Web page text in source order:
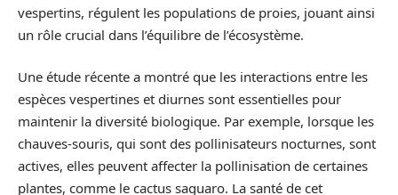
vespertins, régulent les populations de proies, jouant ainsi
un rôle crucial dans l’équilibre de l’écosystème.
Une étude récente a montré que les interactions entre les
espèces vespertines et diurnes sont essentielles pour
maintenir la diversité biologique. Par exemple, lorsque les
chauves-souris, qui sont des pollinisateurs nocturnes, sont
actives, elles peuvent affecter la pollinisation de certaines
plantes, comme le cactus saguaro. La santé de cet